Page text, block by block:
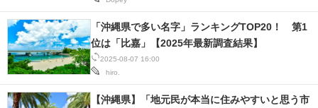
2025-08-07 16:00
hiro.
「沖縄県で多い名字」ランキングTOP20！ 第1
位は「比嘉」【2025年最新調査結果】
【沖縄県】「地元民が本当に住みやすいと思う市